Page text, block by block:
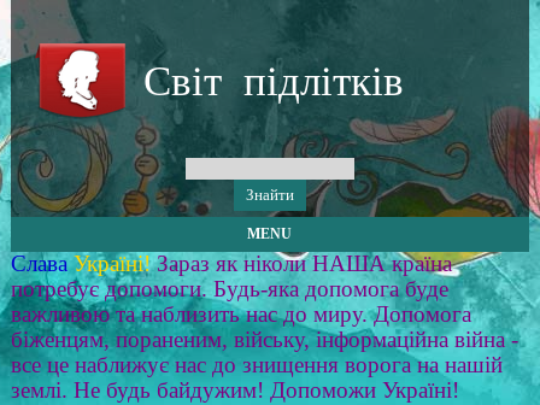
Світ підлітків
MENU
Слава Україні! Зараз як ніколи НАША країна
потребує допомоги. Будь-яка допомога буде
важливою та наблизить нас до миру. Допомога
біженцям, пораненим, війську, інформаційна війна -
все це наближує нас до знищення ворога на нашій
землі. Не будь байдужим! Допоможи Україні!